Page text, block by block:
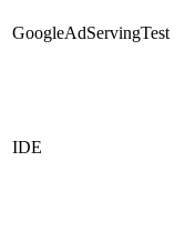
GoogleAdServingTest
IDE